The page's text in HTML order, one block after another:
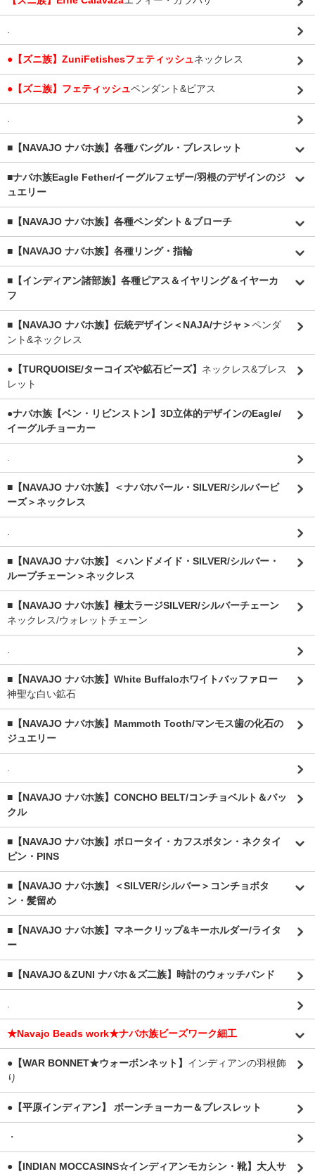
.
●【ズニ族】ZuniFetishesフェティッシュネックレス
●【ズニ族】フェティッシュペンダント&ピアス
.
■【NAVAJO ナバホ族】各種バングル・ブレスレット
■ナバホ族Eagle Fether/イーグルフェザー/羽根のデザインのジ
ュエリー
■【NAVAJO ナバホ族】各種ペンダント＆ブローチ
■【NAVAJO ナバホ族】各種リング・指輪
■【インディアン諸部族】各種ピアス＆イヤリング＆イヤーカ
フ
■【NAVAJO ナバホ族】伝統デザイン＜NAJA/ナジャ＞ペンダ
ント&ネックレス
●【TURQUOISE/ターコイズや鉱石ビーズ】 ネックレス&ブレス
レット
●ナバホ族【ベン・リビンストン】3D立体的デザインのEagle/
イーグルチョーカー
.
■【NAVAJO ナバホ族】＜ナバホパール・SILVER/シルバービ
ーズ＞ネックレス
.
■【NAVAJO ナバホ族】＜ハンドメイド・SILVER/シルバー・
ループチェーン＞ネックレス
■【NAVAJO ナバホ族】極太ラージSILVER/シルバーチェーン
ネックレス/ウォレットチェーン
.
■【NAVAJO ナバホ族】White Buffaloホワイトバッファロー
神聖な白い鉱石
■【NAVAJO ナバホ族】Mammoth Tooth/マンモス歯の化石の
ジュエリー
.
■【NAVAJO ナバホ族】CONCHO BELT/コンチョベルト＆バッ
クル
■【NAVAJO ナバホ族】ボロータイ・カフスボタン・ネクタイ
ピン・PINS
■【NAVAJO ナバホ族】＜SILVER/シルバー＞コンチョボタ
ン・髪留め
■【NAVAJO ナバホ族】マネークリップ&キーホルダー/ライタ
ー
■【NAVAJO＆ZUNI ナバホ＆ズ二族】時計のウォッチバンド
.
★Navajo Beads work★ナバホ族ビーズワーク細工
●【WAR BONNET★ウォーボンネット】 インディアンの羽根飾
り
●【平原インディアン】 ボーンチョーカー＆ブレスレット
・
●【INDIAN MOCCASINS☆インディアンモカシン・靴】大人サ